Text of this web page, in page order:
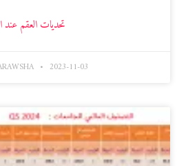
تحديات العقم عند
2023-11-03